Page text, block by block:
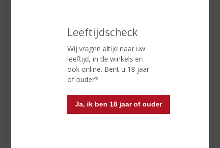
Leeftijdscheck
Wij vragen altijd naar uw
leeftijd, in de winkels en
ook online. Bent u 18 jaar
of ouder?
Ja, ik ben 18 jaar of ouder
Was goed te drinken ook goed advies gehad
Pim van Gompel
5)